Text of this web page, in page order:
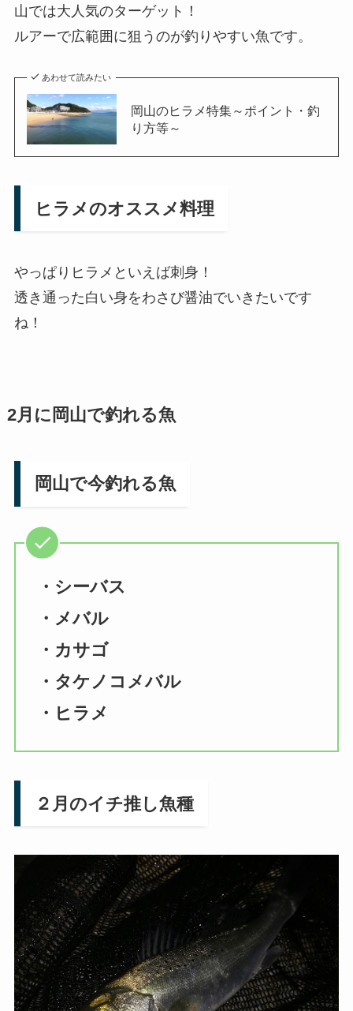
山では大人気のターゲット！
ルアーで広範囲に狙うのが釣りやすい魚です。
あわせて読みたい
岡山のヒラメ特集～ポイント・釣
り方等～
ヒラメのオススメ料理
やっぱりヒラメといえば刺身！
透き通った白い身をわさび醤油でいきたいです
ね！
2月に岡山で釣れる魚
岡山で今釣れる魚
・シーバス
・メバル
・カサゴ
・タケノコメバル
・ヒラメ
２月のイチ推し魚種